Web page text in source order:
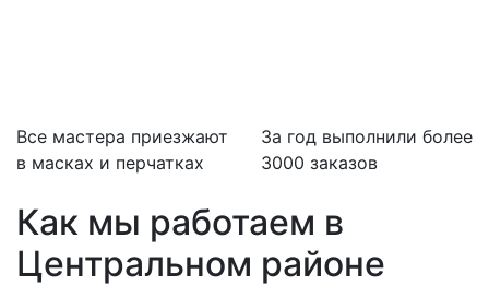
Все мастера приезжают
в масках и перчатках
За год выполнили более
3000 заказов
Как мы работаем в
Центральном районе